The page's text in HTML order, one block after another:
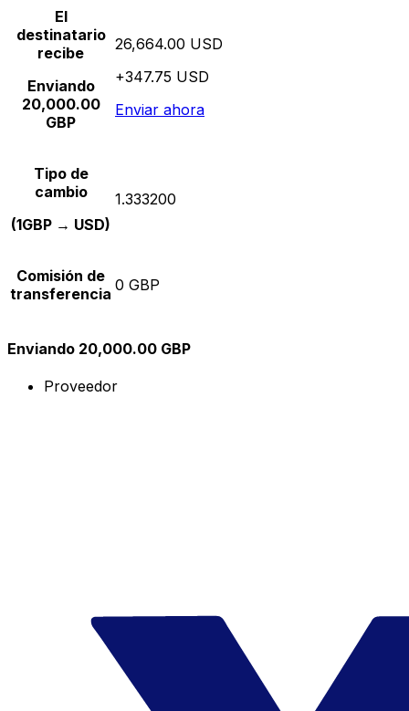
El
destinatario
recibe
Enviando
20,000.00
GBP
26,664.00 USD
+347.75 USD
Enviar ahora
Tipo de
cambio
(1GBP → USD)
1.333200
Comisión de
transferencia 0 GBP
Enviando 20,000.00 GBP
Proveedor